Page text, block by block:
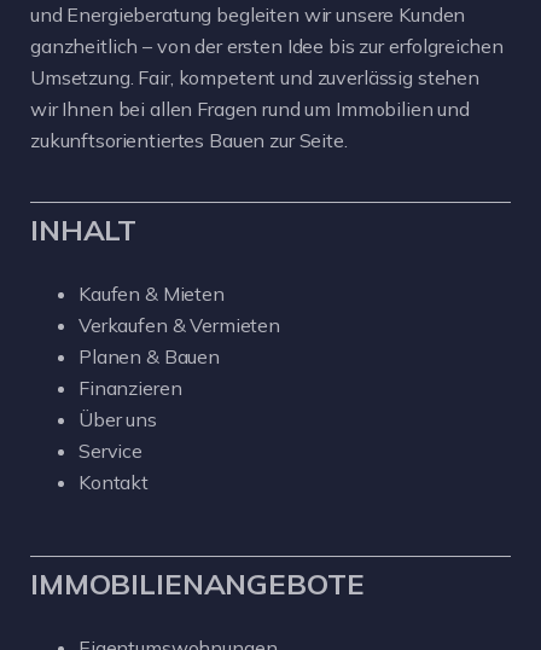
und Energieberatung begleiten wir unsere Kunden
ganzheitlich – von der ersten Idee bis zur erfolgreichen
Umsetzung. Fair, kompetent und zuverlässig stehen
wir Ihnen bei allen Fragen rund um Immobilien und
zukunftsorientiertes Bauen zur Seite.
INHALT
Kaufen & Mieten
Verkaufen & Vermieten
Planen & Bauen
Finanzieren
Über uns
Service
Kontakt
IMMOBILIENANGEBOTE